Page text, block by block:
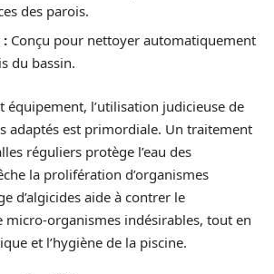
des parois.
: Conçu pour nettoyer automatiquement
du bassin.
équipement, l’utilisation judicieuse de
adaptés est primordiale. Un traitement
réguliers protège l’eau des
la prolifération d’organismes
d’algicides aide à contrer le
micro-organismes indésirables, tout en
et l’hygiène de la piscine.